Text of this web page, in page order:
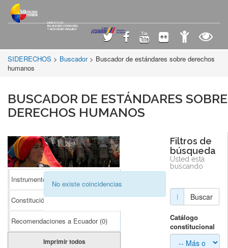
SIDERECHOS > Buscador > Buscador de estándares sobre derechos
humanos
BUSCADOR DE ESTÁNDARES SOBRE
DERECHOS HUMANOS
Instrumentos Internacionales (0)
Constitución(0)
Recomendaciones a Ecuador (0)
Imprimir todos
No existe coincidencias
Filtros de
búsqueda
Usted está
buscando
Buscar
Catálogo
constitucional